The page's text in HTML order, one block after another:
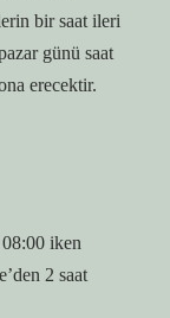
bir saat ileri
günü saat
erecektir.
08:00 iken
2 saat